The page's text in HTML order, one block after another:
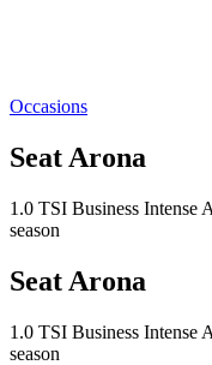
Occasions
Seat Arona
1.0 TSI Business Intense
season
Seat Arona
1.0 TSI Business Intense
season